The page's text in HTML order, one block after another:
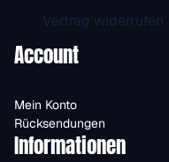
Vertrag widerrufen
Account
Mein Konto
Rücksendungen
Informationen